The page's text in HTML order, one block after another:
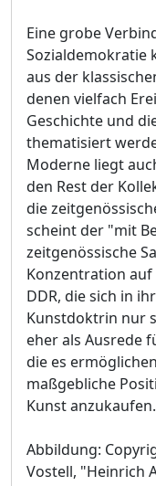
Eine grobe
Sozialdemokratie
aus der
denen vielfach
Geschichte und
thematisiert
Moderne liegt
den Rest der
die
scheint der "mit
zeitgenössische
Konzentration
DDR, die sich in
Kunstdoktrin nur
eher als Ausrede
die es
maßgebliche
Kunst anzukaufen.
Abbildung:
Vostell, "Heinrich